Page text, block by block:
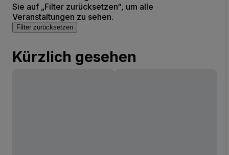
Sie auf „Filter zurücksetzen“, um alle
Veranstaltungen zu sehen.
Filter zurücksetzen
Kürzlich gesehen